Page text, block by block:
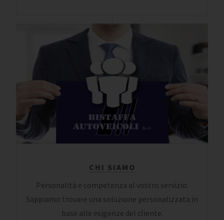
CHI SIAMO
Personalità e competenza al vostro servizio.
Sappiamo trovare una soluzione personalizzata in
base alle esigenze del cliente.